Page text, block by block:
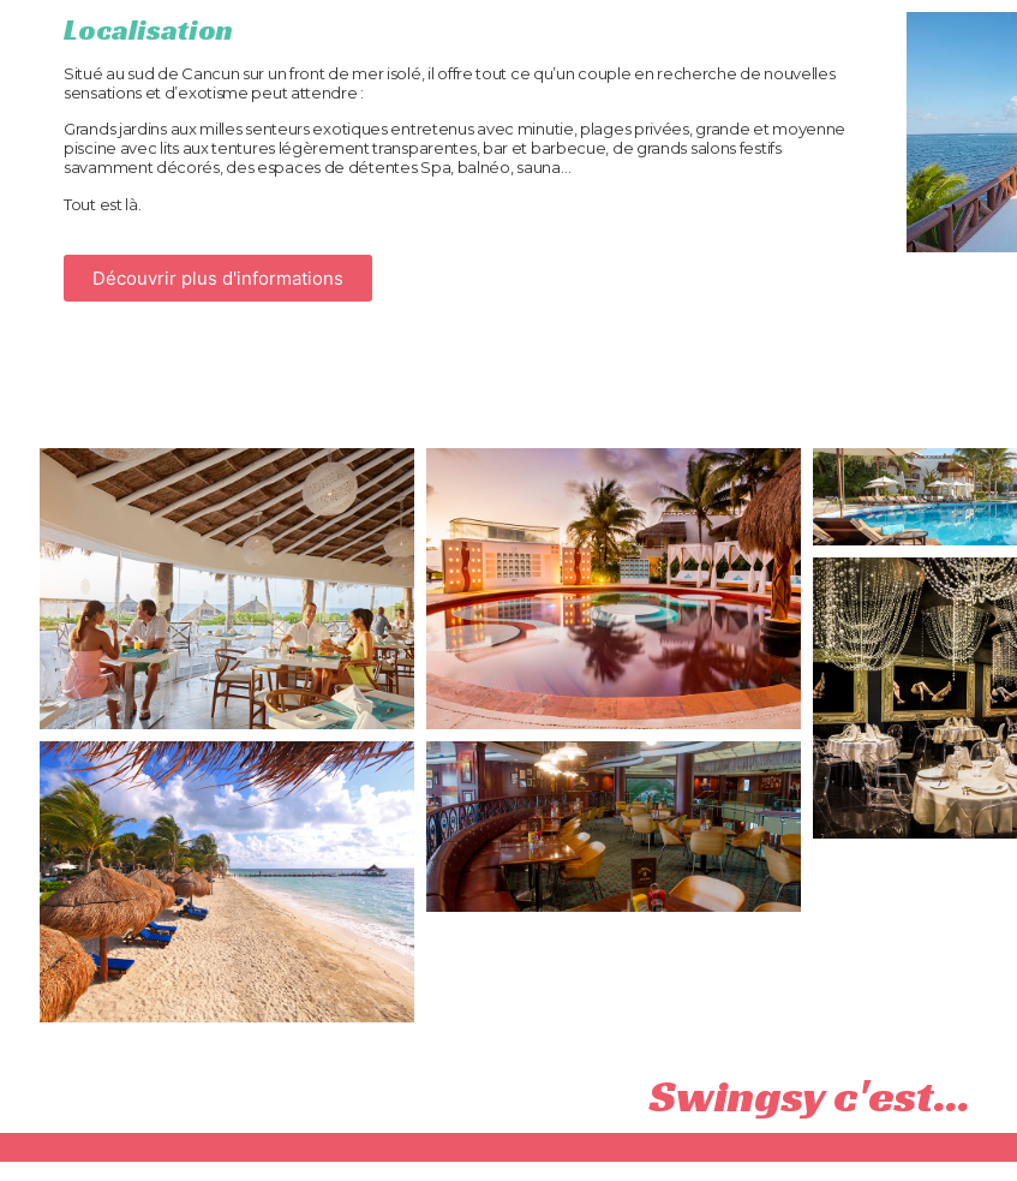
Localisation
Situé au sud de Cancun sur un front de mer isolé, il offre tout ce qu’un couple en recherche de nouvelles
sensations et d’exotisme peut attendre :
Grands jardins aux milles senteurs exotiques entretenus avec minutie, plages privées, grande et moyenne
piscine avec lits aux tentures légèrement transparentes, bar et barbecue, de grands salons festifs
savamment décorés, des espaces de détentes Spa, balnéo, sauna…
Tout est là.
Découvrir plus d'informations
Swingsy c'est...
Paiement sécurisé 100% couples